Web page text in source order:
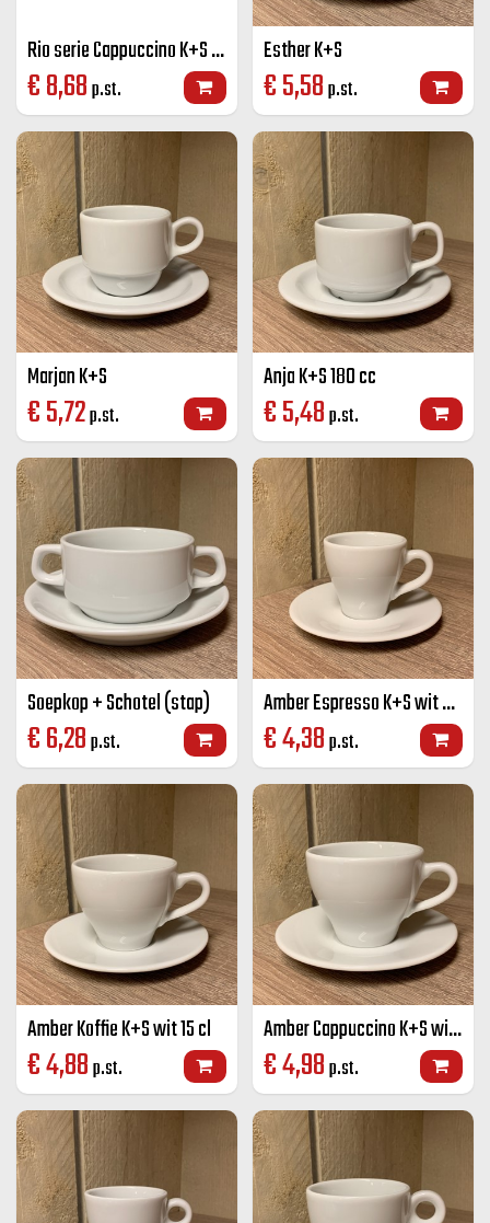
Rio serie Cappuccino K+S - 270 cc.
€8,68p.st.
Esther K+S
€5,58p.st.
Marjan K+S
€5,72p.st.
Anja K+S 180 cc
€5,48p.st.
Soepkop + Schotel (stap)
€6,28p.st.
Amber Espresso K+S wit 8 cl
€4,38p.st.
Amber Koffie K+S wit 15 cl
€4,88p.st.
Amber Cappuccino K+S wit 20 cl
€4,98p.st.